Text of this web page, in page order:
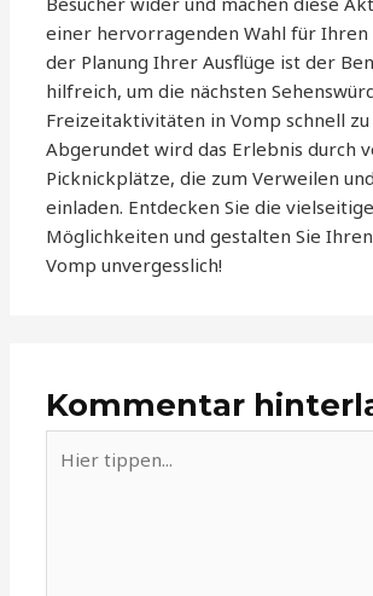
einer hervorragenden Wahl für Ihren
der Planung Ihrer Ausflüge ist der
hilfreich, um die nächsten
Freizeitaktivitäten in Vomp schnell zu
Abgerundet wird das Erlebnis durch
Picknickplätze, die zum Verweilen
einladen. Entdecken Sie die
Möglichkeiten und gestalten Sie
Vomp unvergesslich!
Kommentar
tippen...